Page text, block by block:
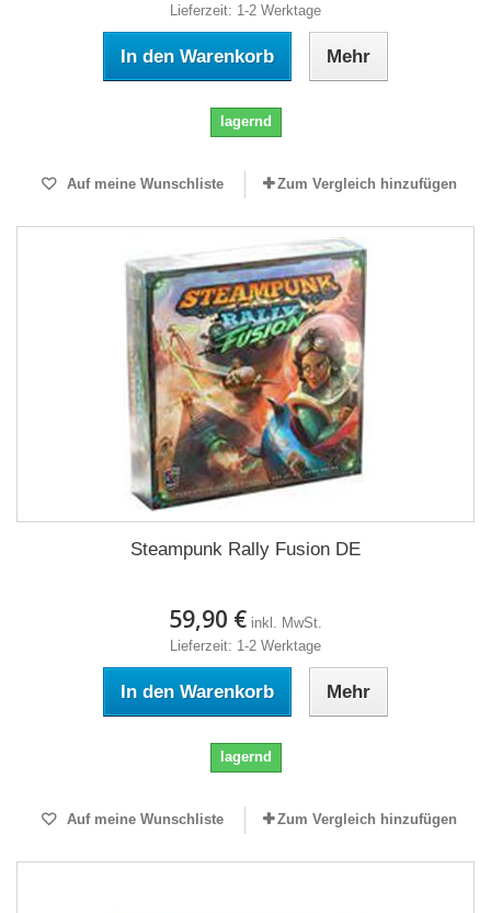
Lieferzeit: 1-2 Werktage
In den Warenkorb Mehr
lagernd
Auf meine Wunschliste Zum Vergleich hinzufügen
Steampunk Rally Fusion DE
59,90 € inkl. MwSt.
Lieferzeit: 1-2 Werktage
In den Warenkorb Mehr
lagernd
Auf meine Wunschliste Zum Vergleich hinzufügen